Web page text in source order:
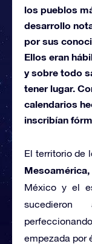
los pueblos
desarrollo
por sus
Ellos eran
y sobre todo
tener lugar.
calendarios
inscribían
El territorio de
Mesoamérica,
México y el
empezada por